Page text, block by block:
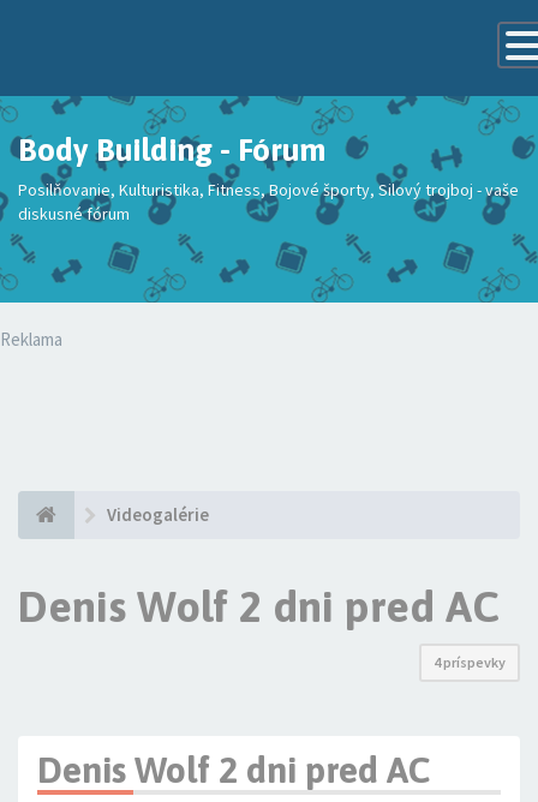
Body Building - Fórum
Posilňovanie, Kulturistika, Fitness, Bojové športy, Silový trojboj - vaše
diskusné fórum
Reklama
Videogalérie
Denis Wolf 2 dni pred AC
4 príspevky
Denis Wolf 2 dni pred AC